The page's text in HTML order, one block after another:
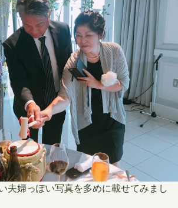
夫婦っぽい写真を多めに載せてみまし